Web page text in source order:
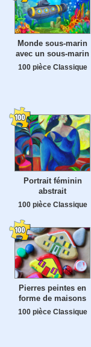
Monde sous-marin
avec un sous-marin
100 pièce Classique
Portrait féminin
abstrait
100 pièce Classique
Pierres peintes en
forme de maisons
100 pièce Classique